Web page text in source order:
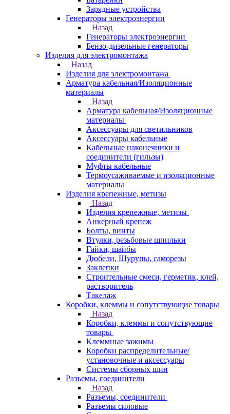
Зарядные устройства
Генераторы электроэнергии
Назад
Генераторы электроэнергии
Бензо-дизельные генераторы
Изделия для электромонтажа
Назад
Изделия для электромонтажа
Арматура кабельная/Изоляционные
материалы
Назад
Арматура кабельная/Изоляционные
материалы
Аксессуары для светильников
Аксессуары кабельные
Кабельные наконечники и
соединители (гильзы)
Муфты кабельные
Термоусаживаемые и изоляционные
материалы
Изделия крепежные, метизы
Назад
Изделия крепежные, метизы
Анкерный крепеж
Болты, винты
Втулки, резьбовые шпильки
Гайки, шайбы
Дюбели, Шурупы, саморезы
Заклепки
Строительные смеси, герметик, клей,
растворитель
Такелаж
Коробки, клеммы и сопутствующие товары
Назад
Коробки, клеммы и сопутствующие
товары
Клеммные зажимы
Коробки распределительные/
установочные и аксессуары
Системы сборных шин
Разъемы, соединители
Назад
Разъемы, соединители
Разъемы силовые